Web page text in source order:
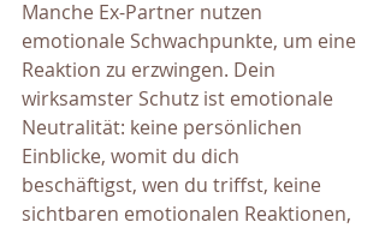
Manche Ex-Partner nutzen
emotionale Schwachpunkte, um eine
Reaktion zu erzwingen. Dein
wirksamster Schutz ist emotionale
Neutralität: keine persönlichen
Einblicke, womit du dich
beschäftigst, wen du triffst, keine
sichtbaren emotionalen Reaktionen,